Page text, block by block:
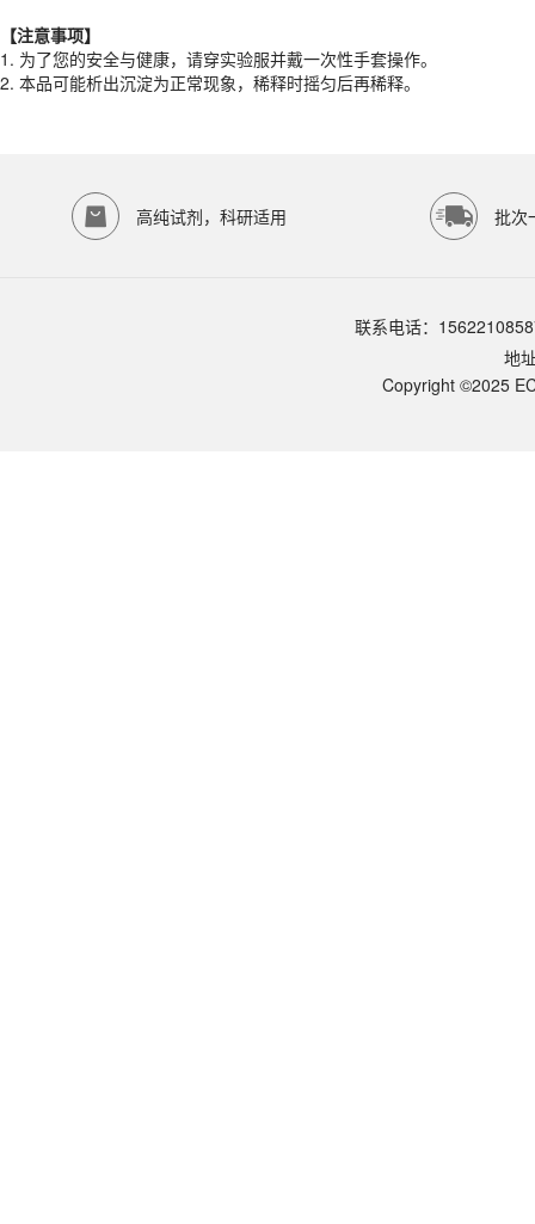
产品规格
货期
1-2天
规格
100ml
ECOTOP SCIENTIFIC
SCIENTIFIC常规库存产品一般1-3个工作日内发货。如遇缺
可以通过电话（15622108587）或在线客服联系我们的技术支持团队
【注意事项】
1. 为了您的安全与健康，请穿实验服并戴一次性手套操作。
2. 本品可能析出沉淀为正常现象，稀释时摇匀后再稀释。
高纯试剂，科研适用 批次
联系电话：
地
Copyright ©2025